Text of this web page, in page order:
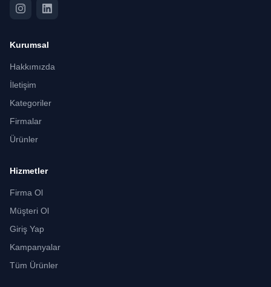
Kurumsal
Hakkımızda
İletişim
Kategoriler
Firmalar
Ürünler
Hizmetler
Firma Ol
Müşteri Ol
Giriş Yap
Kampanyalar
Tüm Ürünler